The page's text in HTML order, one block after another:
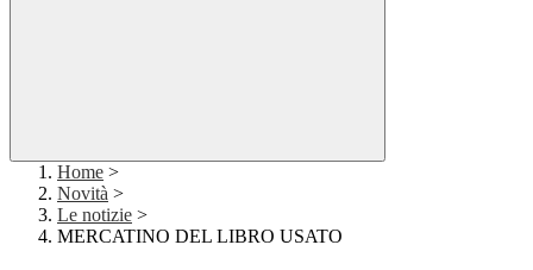
Home >
Novità >
Le notizie >
MERCATINO DEL LIBRO USATO